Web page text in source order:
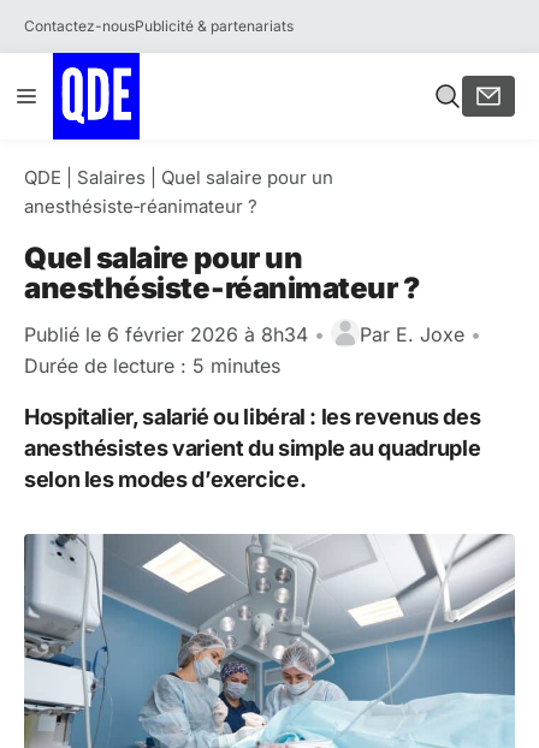
Contactez-nousPublicité & partenariats
au
contenu
Menu
QDE Salaires
Quel salaire pour un
anesthésiste‑réanimateur ?
Quel salaire pour un
anesthésiste‑réanimateur ?
Publié le 6 février 2026 à 8h34 • Par E. Joxe •
Durée de lecture : 5 minutes
Hospitalier, salarié ou libéral : les revenus des
anesthésistes varient du simple au quadruple
selon les modes d’exercice.